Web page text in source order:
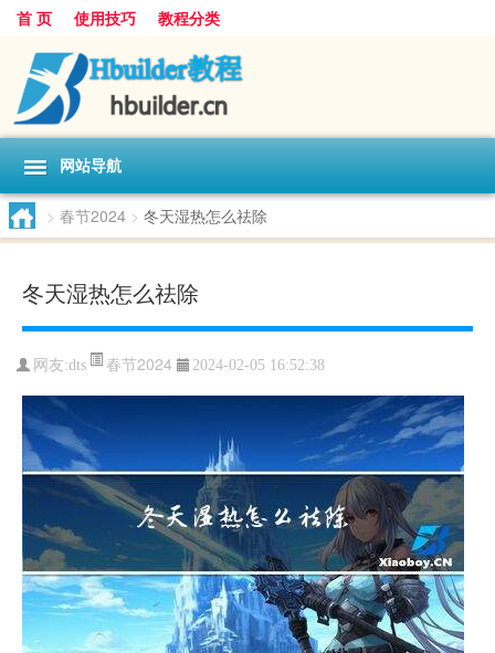
首 页 使用技巧 教程分类
网站导航
> 春节2024 > 冬天湿热怎么祛除
冬天湿热怎么祛除
网友:dts 春节2024 2024-02-05 16:52:38